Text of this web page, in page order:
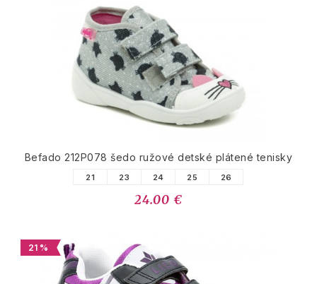
Befado 212P078 šedo ružové detské plátené tenisky
21 23 24 25 26
24.00 €
21 %